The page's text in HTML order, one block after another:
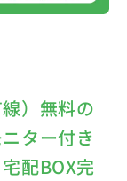
）無料の
ター付き
配BOX完